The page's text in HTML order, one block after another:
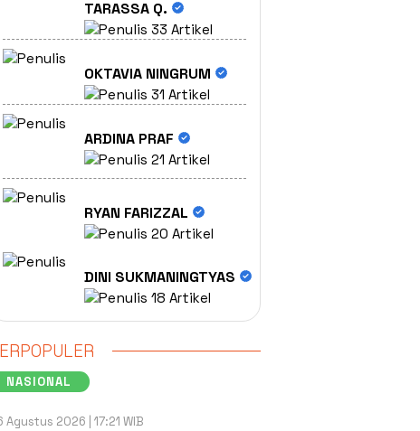
TARASSA Q.
33 Artikel
OKTAVIA NINGRUM
31 Artikel
ARDINA PRAF
21 Artikel
RYAN FARIZZAL
20 Artikel
DINI SUKMANINGTYAS
18 Artikel
NASIONAL
Agustus 2026 | 17:21 WIB